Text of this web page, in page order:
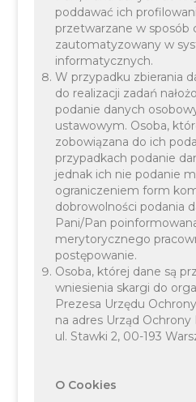
INWESTYCJE I INFRASTRUKTURA
Uroczyste otwarcie
Podstawowej im. Jana
16 PAŹDZIERNIKA 2025
Gmina Liszki przystąpiła
poddawać ich
przetwarzane w sposób
zautomatyzowany w
informatycznych.
W przypadku zbierania
do realizacji zadań
podanie danych
ustawowym. Osoba,
zobowiązana do ich
przypadkach podanie
jednak ich nie podanie
ograniczeniem form
dobrowolności podania
Pani/Pan
merytorycznego
postępowanie.
Osoba, której dane są
wniesienia skargi do
Prezesa Urzędu
na adres Urząd
ul. Stawki 2, 00-193
O Cookies